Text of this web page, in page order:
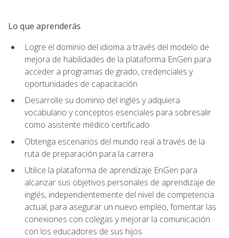
Lo que aprenderás
Logre el dominio del idioma a través del modelo de
mejora de habilidades de la plataforma EnGen para
acceder a programas de grado, credenciales y
oportunidades de capacitación
Desarrolle su dominio del inglés y adquiera
vocabulario y conceptos esenciales para sobresalir
como asistente médico certificado
Obtenga escenarios del mundo real a través de la
ruta de preparación para la carrera
Utilice la plataforma de aprendizaje EnGen para
alcanzar sus objetivos personales de aprendizaje de
inglés, independientemente del nivel de competencia
actual, para asegurar un nuevo empleo, fomentar las
conexiones con colegas y mejorar la comunicación
con los educadores de sus hijos